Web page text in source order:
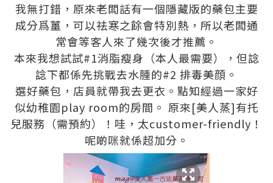
我無打錯，原來老闆話有一個隱藏版的藥包主要
成分爲薑，可以祛寒之餘會特別熱，所以老闆通
常會等客人來了幾次後才推薦。
本來我想試試#1消脂瘦身（本人最需要），但諗
諗下都係先挑戰去水腫的#2 排毒美顔。
選好藥包，店員就帶我去更衣。點知經過一家好
似幼稚園play room的房間。 原來[美人蒸]有托
兒服務（需預約）！哇，太customer-friendly！
呢啲咪就係超加分。